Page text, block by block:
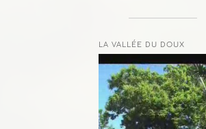
LA VALLÉE DU DOUX